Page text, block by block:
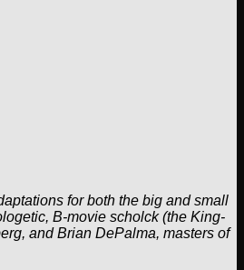
for both the big and small
B-movie scholck (the King-
and Brian DePalma, masters of